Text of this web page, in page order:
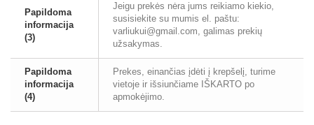
Papildoma
informacija
(3)
Jeigu prekės nėra jums reikiamo kiekio,
susisiekite su mumis el. paštu:
varliukui@gmail.com, galimas prekių
užsakymas.
Papildoma
informacija
(4)
Prekes, einančias įdėti į krepšelį, turime
vietoje ir išsiunčiame IŠKARTO po
apmokėjimo.